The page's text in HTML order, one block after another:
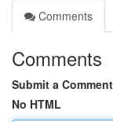
Comments
Comments
Submit a Comment
No HTML